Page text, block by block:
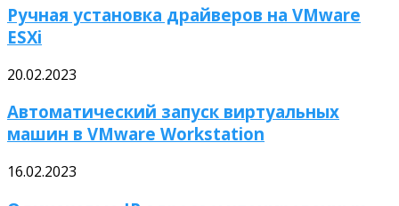
Ручная установка драйверов на VMware
ESXi
20.02.2023
Автоматический запуск виртуальных
машин в VMware Workstation
16.02.2023